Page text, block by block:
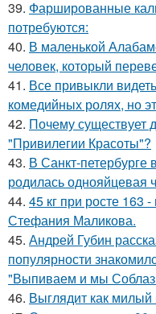
39. Фаршированные
потребуются:
40. В маленькой
человек, который
41. Все привыкли
комедийных ролях, но
42. Почему существует
"Привилегии Красоты"?
43. В Санкт-петербурге
родилась однояйцевая
44. 45 кг при росте 163
Стефания Маликова.
45. Андрей Губин
популярности
"Выпиваем и мы
46. Выглядит как милый